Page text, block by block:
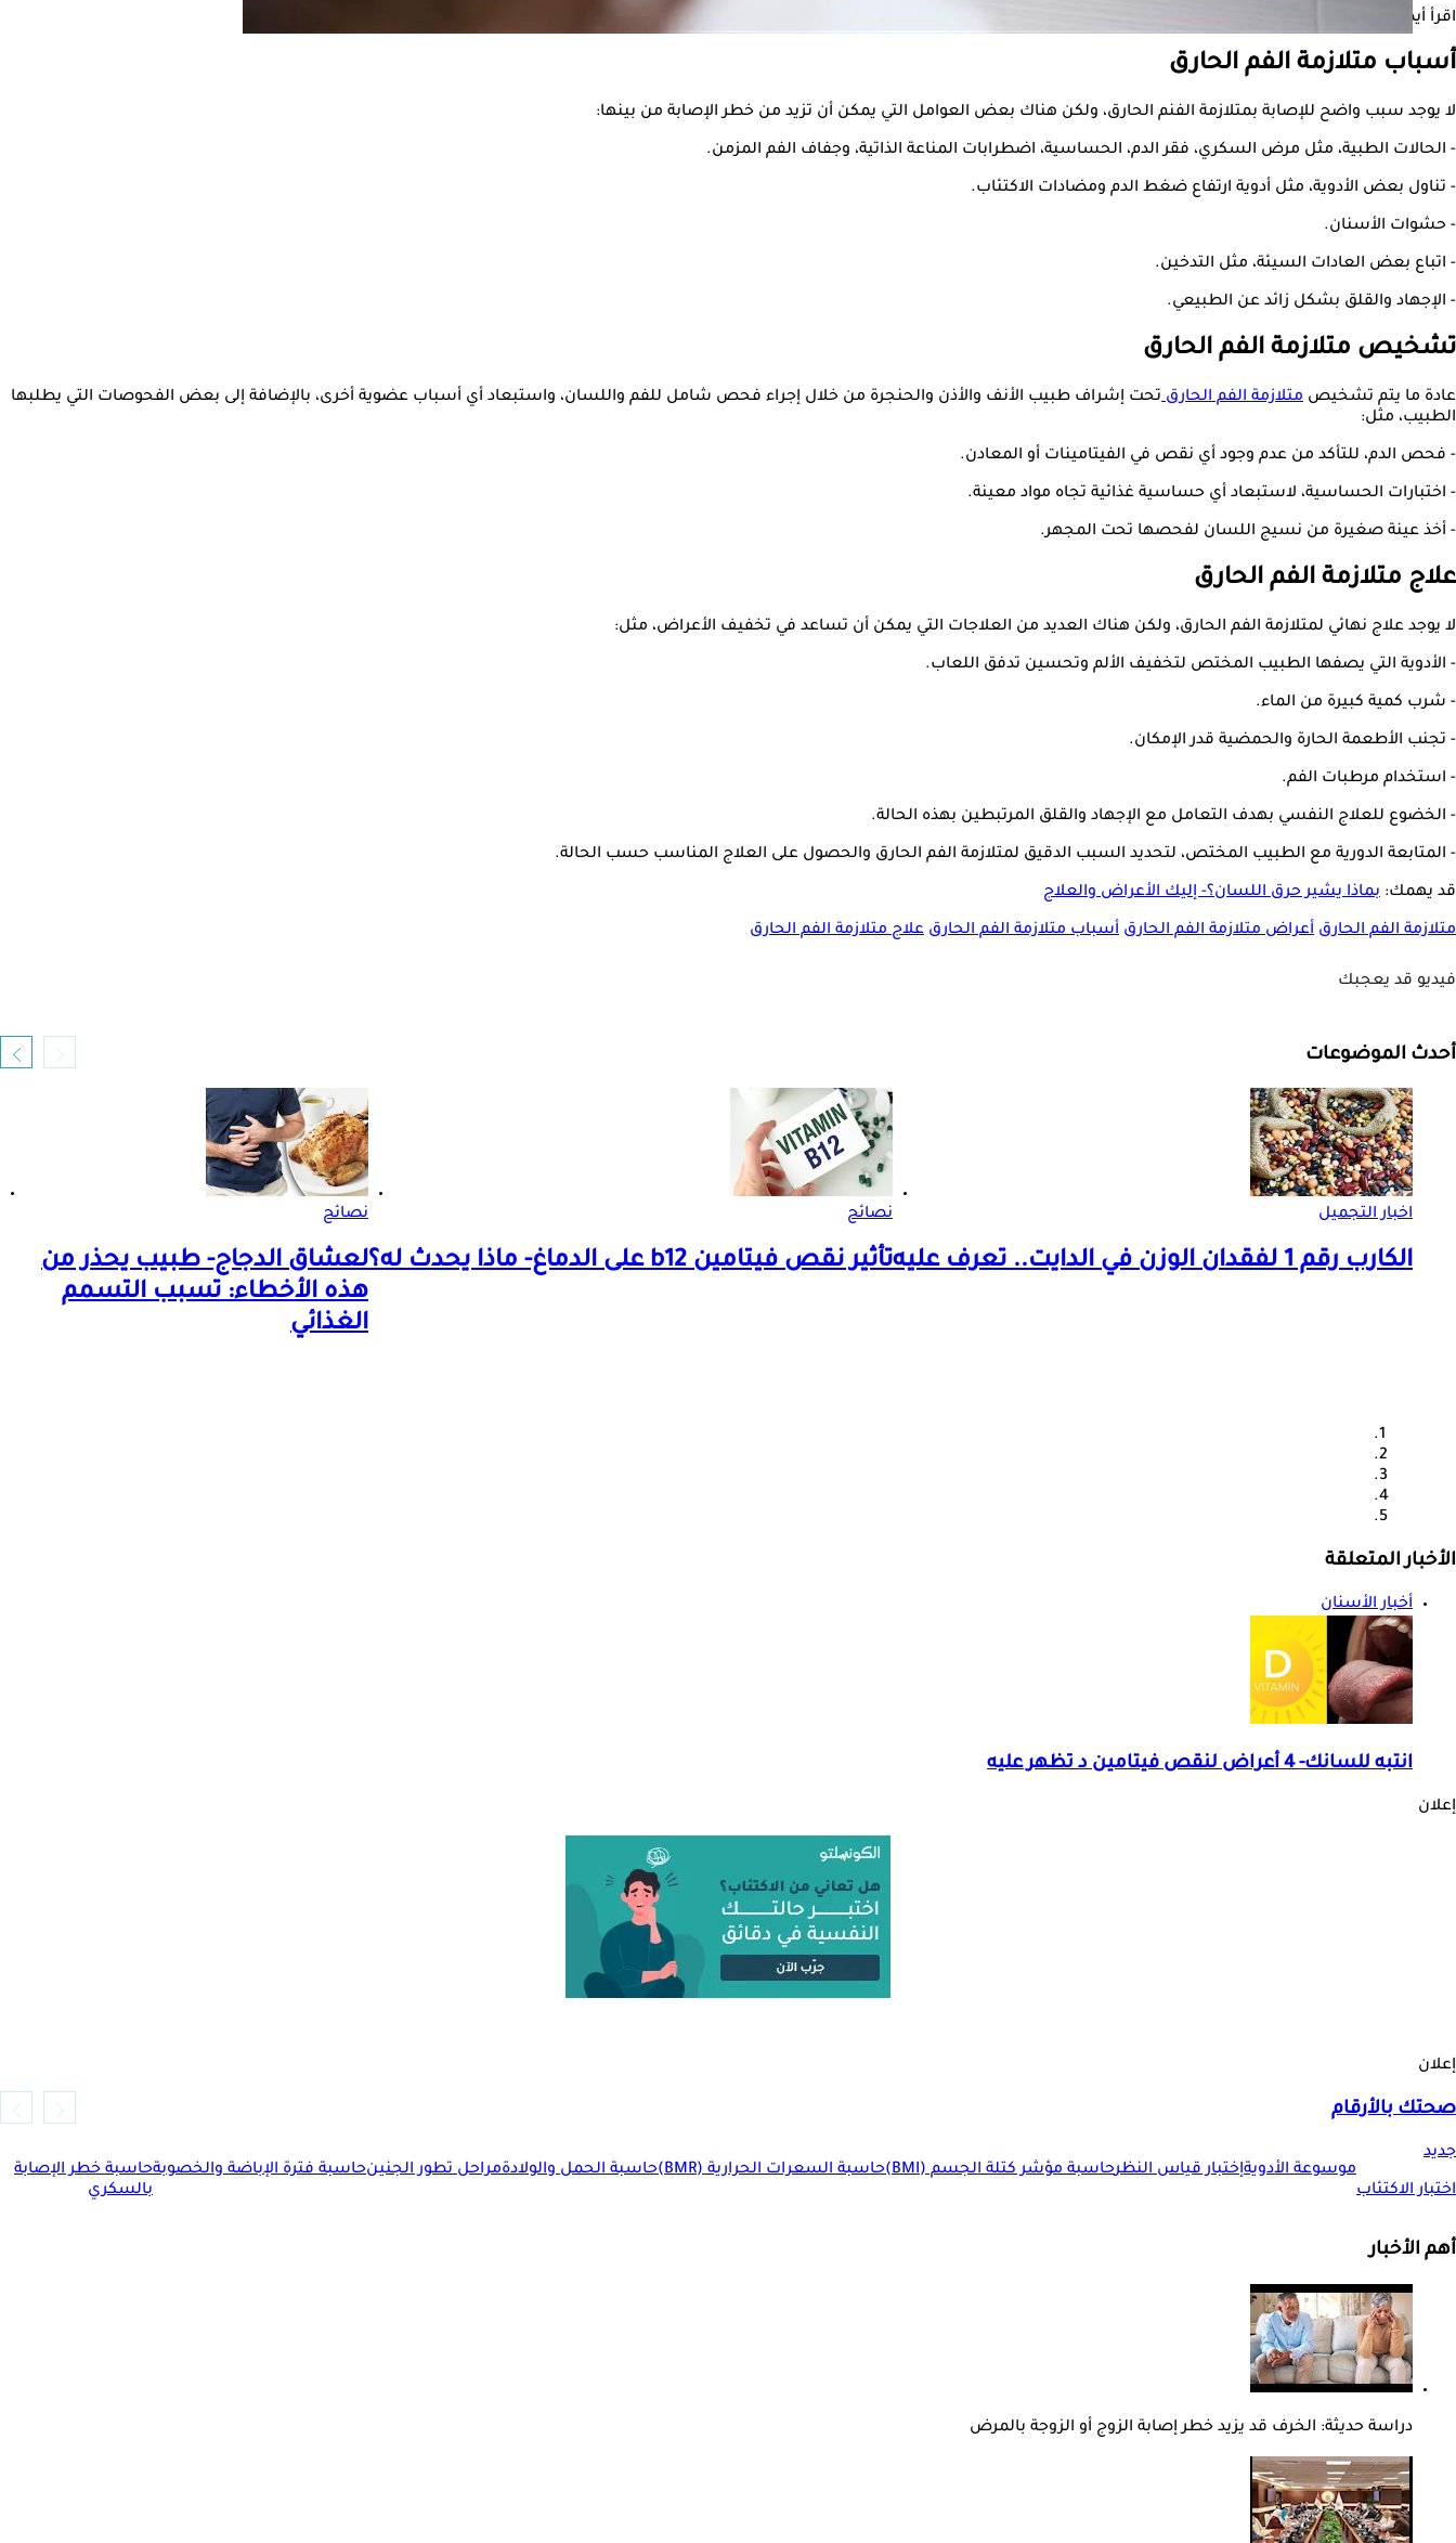
اقرأ أيضًا:
أسباب متلازمة الفم الحارق
لا يوجد سبب واضح للإصابة بمتلازمة الفنم الحارق، ولكن هناك بعض العوامل التي يمكن أن تزيد من خطر الإصابة من بينها:
- الحالات الطبية، مثل مرض السكري، فقر الدم، الحساسية، اضطرابات المناعة الذاتية، وجفاف الفم المزمن.
- تناول بعض الأدوية، مثل أدوية ارتفاع ضغط الدم ومضادات الاكتئاب.
- حشوات الأسنان.
- اتباع بعض العادات السيئة، مثل التدخين.
- الإجهاد والقلق بشكل زائد عن الطبيعي.
تشخيص متلازمة الفم الحارق
عادة ما يتم تشخيص متلازمة الفم الحارقتحت إشراف طبيب الأنف والأذن والحنجرة من خلال إجراء فحص شامل للفم واللسان، واستبعاد أي أسباب عضوية أخرى، بالإضافة إلى بعض الفحوصات التي يطلبها
الطبيب، مثل:
- فحص الدم، للتأكد من عدم وجود أي نقص في الفيتامينات أو المعادن.
- اختبارات الحساسية، لاستبعاد أي حساسية غذائية تجاه مواد معينة.
- أخذ عينة صغيرة من نسيج اللسان لفحصها تحت المجهر.
علاج متلازمة الفم الحارق
لا يوجد علاج نهائي لمتلازمة الفم الحارق، ولكن هناك العديد من العلاجات التي يمكن أن تساعد في تخفيف الأعراض، مثل:
- الأدوية التي يصفها الطبيب المختص لتخفيف الألم وتحسين تدفق اللعاب.
- شرب كمية كبيرة من الماء.
- تجنب الأطعمة الحارة والحمضية قدر الإمكان.
- استخدام مرطبات الفم.
- الخضوع للعلاج النفسي بهدف التعامل مع الإجهاد والقلق المرتبطين بهذه الحالة.
- المتابعة الدورية مع الطبيب المختص، لتحديد السبب الدقيق لمتلازمة الفم الحارق والحصول على العلاج المناسب حسب الحالة.
قد يهمك: بماذا يشير حرق اللسان؟- إليك الأعراض والعلاج
متلازمة الفم الحارق أعراض متلازمة الفم الحارق أسباب متلازمة الفم الحارق علاج متلازمة الفم الحارق
فيديو قد يعجبك
أحدث الموضوعات
اخبار التجميل
الكارب رقم 1 لفقدان الوزن في الدايت.. تعرف عليه
نصائح
تأثير نقص فيتامين b12 على الدماغ- ماذا يحدث له؟
نصائح
لعشاق الدجاج- طبيب يحذر من
هذه الأخطاء: تسبب التسمم
الغذائي
الأخبار المتعلقة
أخبار الأسنان
انتبه للسانك- 4 أعراض لنقص فيتامين د تظهر عليه
إعلان
إعلان
صحتك بالأرقام
جديد
اختبار الاكتئاب
موسوعة الأدويةإختبار قياس النظرحاسبة مؤشر كتلة الجسم (BMI) حاسبة السعرات الحرارية (BMR) حاسبة الحمل والولادةمراحل تطور الجنينحاسبة فترة الإباضة والخصوبةحاسبة خطر الإصابة
بالسكري
أهم الأخبار
دراسة حديثة: الخرف قد يزيد خطر إصابة الزوج أو الزوجة بالمرض